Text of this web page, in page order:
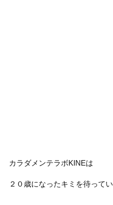
カラダメンテラボKINEは
２０歳になったキミを待ってい